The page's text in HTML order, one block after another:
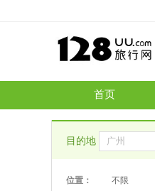
首页
目的地
位置： 不限